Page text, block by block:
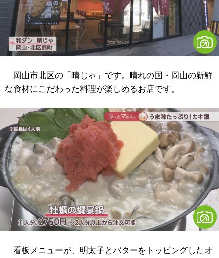
岡山市北区の「晴じゃ」です。晴れの国・岡山の新鮮
な食材にこだわった料理が楽しめるお店です。
看板メニューが、明太子とバターをトッピングしたオ